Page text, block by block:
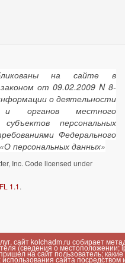
на сайте в
от 09.02.2009 N 8-
о деятельности
и органов местного
персональных
Федерального
персональных данных»
Inc. Code licensed under
1.1.
сайт kolchadm.ru собирает
(сведения о местоположении;
на сайт пользователь;
сайта